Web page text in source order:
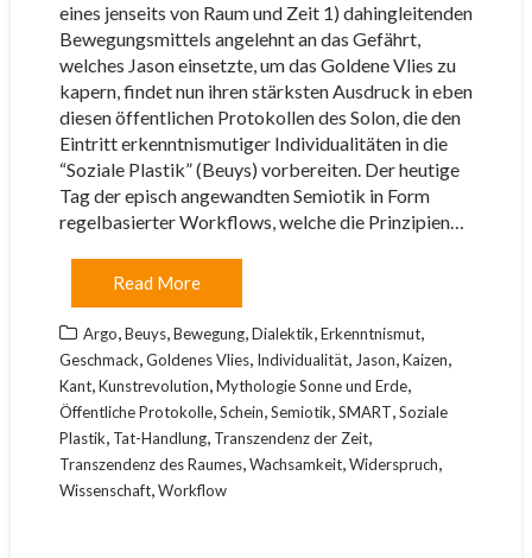
eines jenseits von Raum und Zeit 1) dahingleitenden
Bewegungsmittels angelehnt an das Gefährt,
welches Jason einsetzte, um das Goldene Vlies zu
kapern, findet nun ihren stärksten Ausdruck in eben
diesen öffentlichen Protokollen des Solon, die den
Eintritt erkenntnismutiger Individualitäten in die
“Soziale Plastik” (Beuys) vorbereiten. Der heutige
Tag der episch angewandten Semiotik in Form
regelbasierter Workflows, welche die Prinzipien…
Read More
Argo,Beuys,Bewegung,Dialektik,Erkenntnismut,
Geschmack,Goldenes Vlies, Individualität, Jason,Kaizen,
Kant,Kunstrevolution,Mythologie Sonne und Erde,
Öffentliche Protokolle,Schein,Semiotik,SMART,Soziale
Plastik, Tat-Handlung, Transzendenz der Zeit,
Transzendenz des Raumes,Wachsamkeit,Widerspruch,
Wissenschaft,Workflow